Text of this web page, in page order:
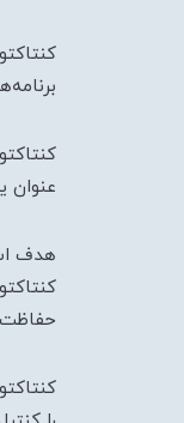
عنوان
هدف
حفاظت